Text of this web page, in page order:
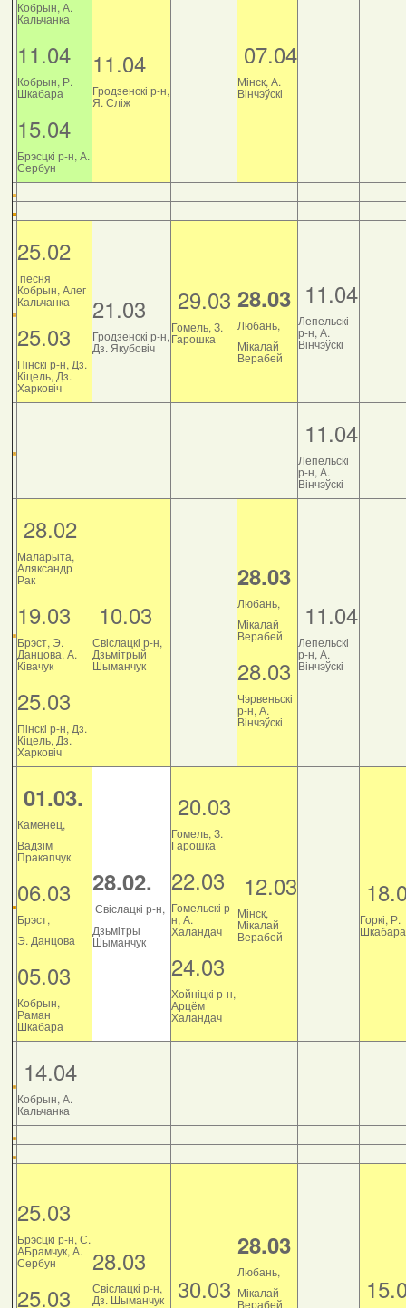
Кобрын, А.
Кальчанка
11.04
Кобрын, Р.
Шкабара
15.04
Брэсцкі р-н, А.
Сербун
11.04
Гродзенскі р-н,
Я. Сліж
07.04
Мінск, А.
Вінчэўскі
25.02
песня
Кобрын, Алег
Кальчанка
25.03
Пінскі р-н, Дз.
Кіцель, Дз.
Харковіч
21.03
Гродзенскі р-н,
Дз. Якубовіч
29.03
Гомель, З.
Гарошка
28.03
Любань,
Мікалай
Верабей
11.04
Лепельскі
р-н, А.
Вінчэўскі
11.04
Лепельскі
р-н, А.
Вінчэўскі
28.02
Маларыта,
Аляксандр
Рак
19.03
Брэст, Э.
Данцова, А.
Ківачук
25.03
Пінскі р-н, Дз.
Кіцель, Дз.
Харковіч
10.03
Свіслацкі р-н,
Дзьмітрый
Шыманчук
28.03
Любань,
Мікалай
Верабей
28.03
Чэрвеньскі
р-н, А.
Вінчэўскі
11.04
Лепельскі
р-н, А.
Вінчэўскі
01.03.
Каменец,
Вадзім
Пракапчук
06.03
Брэст,
Э. Данцова
05.03
Кобрын,
Раман
Шкабара
28.02.
Свіслацкі р-н,
Дзьмітры
Шыманчук
20.03
Гомель, З.
Гарошка
22.03
Гомельскі р-
н, А.
Халандач
24.03
Хойніцкі р-н,
Арцём
Халандач
12.03
Мінск,
Мікалай
Верабей
Горкі, Р.
Шкабара
14.04
Кобрын, А.
Кальчанка
25.03
Брэсцкі р-н, С.
АБрамчук, А.
Сербун
25.03
28.03
Свіслацкі р-н,
Дз. Шыманчук 30.03
28.03
Любань,
Мікалай
Верабей